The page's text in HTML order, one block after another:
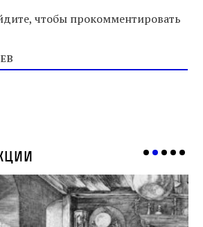
чтобы прокомментировать